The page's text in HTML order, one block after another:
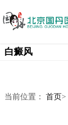
白癜风
当前位置： 首页>